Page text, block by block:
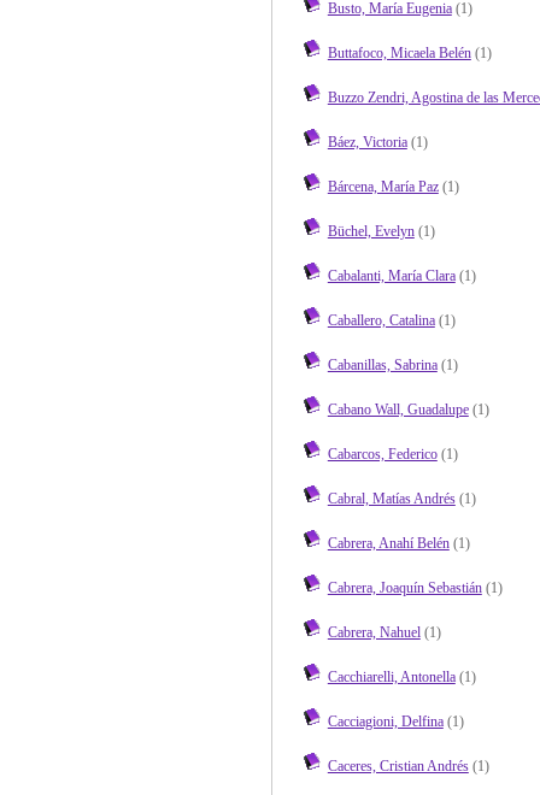
Busto, María Eugenia(1)
Buttafoco, Micaela Belén(1)
Buzzo Zendri, Agostina de las
Báez, Victoria(1)
Bárcena, María Paz(1)
Büchel, Evelyn(1)
Cabalanti, María Clara(1)
Caballero, Catalina(1)
Cabanillas, Sabrina(1)
Cabano Wall, Guadalupe(1)
Cabarcos, Federico(1)
Cabral, Matías Andrés(1)
Cabrera, Anahí Belén(1)
Cabrera, Joaquín Sebastián(1)
Cabrera, Nahuel(1)
Cacchiarelli, Antonella(1)
Cacciagioni, Delfina(1)
Caceres, Cristian Andrés(1)